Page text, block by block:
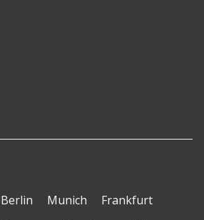
Berlin Munich
Frankfurt